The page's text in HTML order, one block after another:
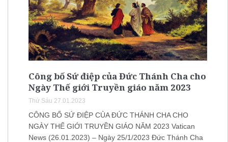
Công bố Sứ điệp của Đức Thánh Cha cho
Ngày Thế giới Truyền giáo năm 2023
Thứ Sáu 27.01.2023
CÔNG BỐ SỨ ĐIỆP CỦA ĐỨC THÁNH CHA CHO
NGÀY THẾ GIỚI TRUYỀN GIÁO NĂM 2023 Vatican
News (26.01.2023) – Ngày 25/1/2023 Đức Thánh Cha